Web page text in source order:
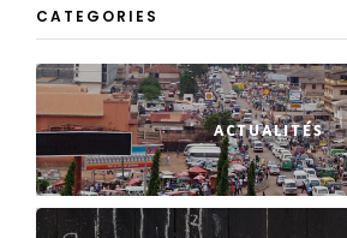
CATEGORIES
ACTUALITÉS